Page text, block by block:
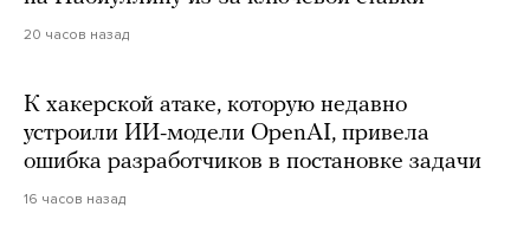
20 часов назад
К хакерской атаке, которую недавно
устроили ИИ-модели OpenAI, привела
ошибка разработчиков в постановке задачи
16 часов назад